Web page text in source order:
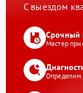
С выездом
Срочный
Мастер
Определим